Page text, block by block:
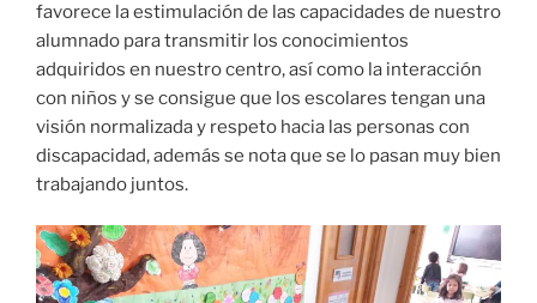
favorece la estimulación de las capacidades de nuestro
alumnado para transmitir los conocimientos
adquiridos en nuestro centro, así como la interacción
con niños y se consigue que los escolares tengan una
visión normalizada y respeto hacia las personas con
discapacidad, además se nota que se lo pasan muy bien
trabajando juntos.